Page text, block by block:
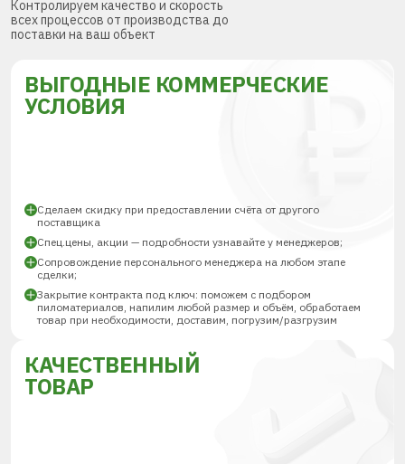
Контролируем качество и скорость
всех процессов от производства до
поставки на ваш объект
ВЫГОДНЫЕ КОММЕРЧЕСКИЕ
УСЛОВИЯ
Сделаем скидку при предоставлении счёта от другого
поставщика
Спец.цены, акции — подробности узнавайте у менеджеров;
Сопровождение персонального менеджера на любом этапе
сделки;
Закрытие контракта под ключ: поможем с подбором
пиломатериалов, напилим любой размер и объём, обработаем
товар при необходимости, доставим, погрузим/разгрузим
КАЧЕСТВЕННЫЙ
ТОВАР